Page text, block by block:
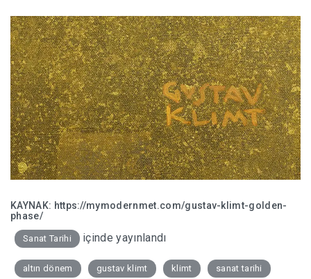
KAYNAK: https://mymodernmet.com/gustav-klimt-golden-
phase/
Sanat Tarihi içinde yayınlandı
altın dönem gustav klimt klimt
sanat tarihi